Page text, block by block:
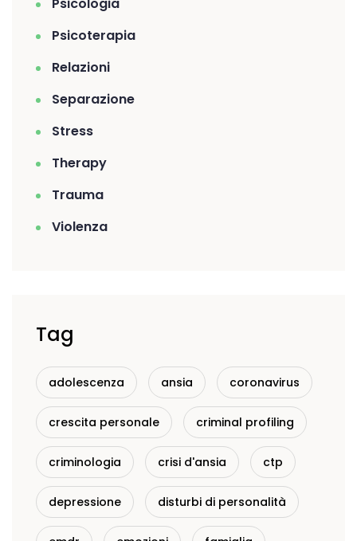
Psicoterapia
Relazioni
Separazione
Stress
Therapy
Trauma
Violenza
Tag
adolescenza ansia coronavirus
crescita personale criminal profiling
criminologia crisi d'ansia ctp
depressione disturbi di personalità